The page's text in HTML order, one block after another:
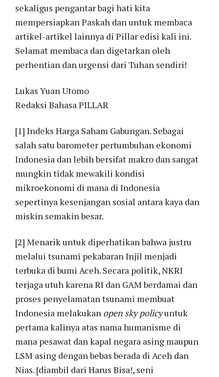
sekaligus pengantar bagi hati kita
mempersiapkan Paskah dan untuk membaca
artikel-artikel lainnya di Pillar edisi kali ini.
Selamat membaca dan digetarkan oleh
perhentian dan urgensi dari Tuhan sendiri!
Lukas Yuan Utomo
Redaksi Bahasa PILLAR
[1] Indeks Harga Saham Gabungan. Sebagai
salah satu barometer pertumbuhan ekonomi
Indonesia dan lebih bersifat makro dan sangat
mungkin tidak mewakili kondisi
mikroekonomi di mana di Indonesia
sepertinya kesenjangan sosial antara kaya dan
miskin semakin besar.
[2] Menarik untuk diperhatikan bahwa justru
melalui tsunami pekabaran Injil menjadi
terbuka di bumi Aceh. Secara politik, NKRI
terjaga utuh karena RI dan GAM berdamai dan
proses penyelamatan tsunami membuat
Indonesia melakukan open sky policyuntuk
pertama kalinya atas nama humanisme di
mana pesawat dan kapal negara asing maupun
LSM asing dengan bebas berada di Aceh dan
Nias. [diambil dari Harus Bisa!, seni